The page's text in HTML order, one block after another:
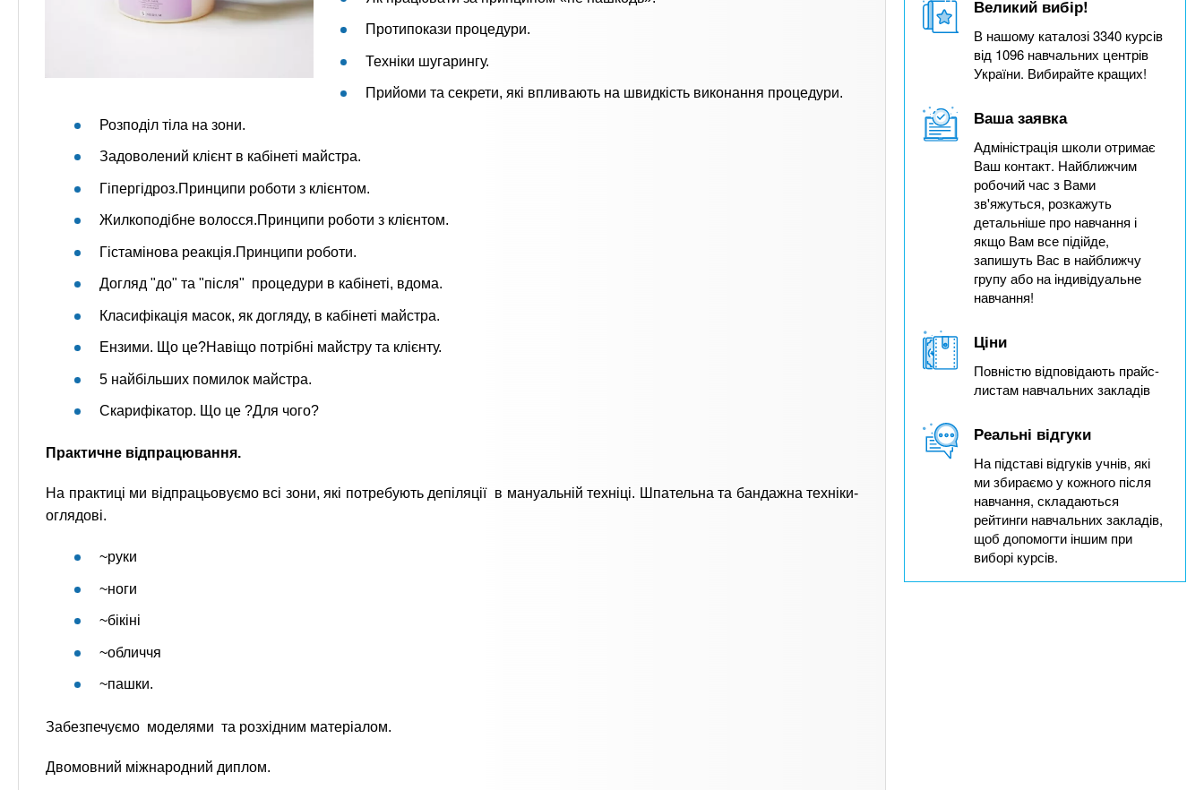
Протипокази процедури.
Техніки шугарингу.
Прийоми та секрети, які впливають на швидкість виконання процедури.
Розподіл тіла на зони.
Задоволений клієнт в кабінеті майстра.
Гіпергідроз.Принципи роботи з клієнтом.
Жилкоподібне волосся.Принципи роботи з клієнтом.
Гістамінова реакція.Принципи роботи.
Догляд "до" та "після" процедури в кабінеті, вдома.
Класифікація масок, як догляду, в кабінеті майстра.
Ензими. Що це?Навіщо потрібні майстру та клієнту.
5 найбільших помилок майстра.
Скарифікатор. Що це ?Для чого?
Практичне відпрацювання.
На практиці ми відпрацьовуємо всі зони, які потребують депіляції в мануальній техніці. Шпательна та бандажна техніки-
оглядові.
~руки
~ноги
~бікіні
~обличчя
~пашки.
Забезпечуємо моделями та розхідним матеріалом.
Двомовний міжнародний диплом.
Великий вибір!
В нашому каталозі 3340 курсів
від 1096 навчальних центрів
України. Вибирайте кращих!
Ваша заявка
Адміністрація школи отримає
Ваш контакт. Найближчим
робочий час з Вами
зв'яжуться, розкажуть
детальніше про навчання і
якщо Вам все підійде,
запишуть Вас в найближчу
групу або на індивідуальне
навчання!
Ціни
Повністю відповідають прайс-
листам навчальних закладів
Реальні відгуки
На підставі відгуків учнів, які
ми збираємо у кожного після
навчання, складаються
рейтинги навчальних закладів,
щоб допомогти іншим при
виборі курсів.